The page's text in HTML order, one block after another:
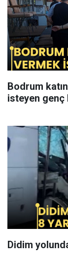
Bodrum
isteyen genç
Didim